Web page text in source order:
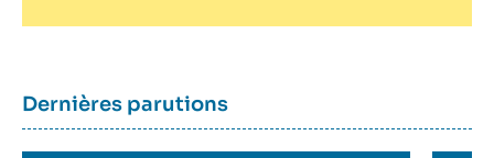
Titre
container
Dernières parutions